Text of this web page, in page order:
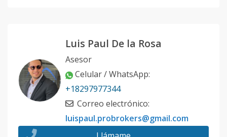
Luis Paul De la Rosa
Asesor
Celular / WhatsApp:
+18297977344
Correo electrónico:
luispaul.probrokers@gmail.com